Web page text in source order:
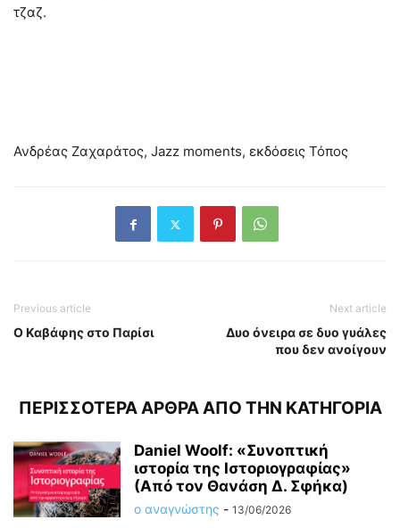
τζαζ.
Ανδρέας Ζαχαράτος, Jazz moments, εκδόσεις Τόπος
Previous article
Ο Καβάφης στο Παρίσι
Next article
Δυο όνειρα σε δυο γυάλες
που δεν ανοίγουν
ΠΕΡΙΣΣΟΤΕΡΑ ΑΡΘΡΑ ΑΠΟ ΤΗΝ ΚΑΤΗΓΟΡΙΑ
Daniel Woolf: «Συνοπτική
ιστορία της Ιστοριογραφίας»
(Από τον Θανάση Δ. Σφήκα)
ο αναγνώστης - 13/06/2026